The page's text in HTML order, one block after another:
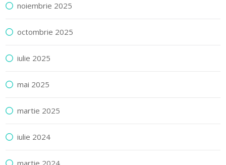
noiembrie 2025
octombrie 2025
iulie 2025
mai 2025
martie 2025
iulie 2024
martie 2024